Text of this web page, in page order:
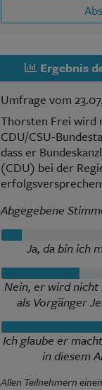
Ergebnis
Umfrage vom
Thorsten Frei wird
CDU/CSU-
dass er
(CDU) bei der
Abgegebene
Ja, da bin ich
Nein, er wird
als Vorgänger
Ich glaube er
in diesem
Allen Teilnehmern